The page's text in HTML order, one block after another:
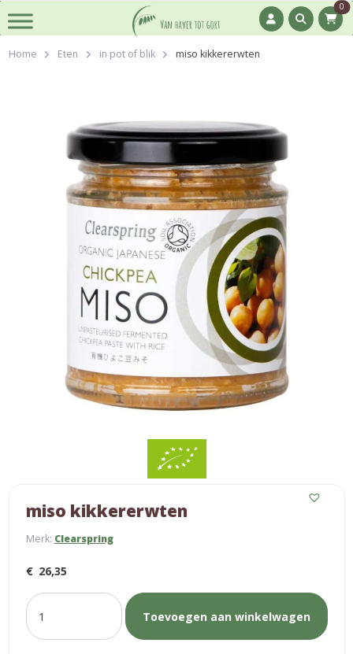
0
Home Eten in pot of blik miso kikkererwten
miso kikkererwten
Merk: Clearspring
€ 26,35
miso
kikkererwten
aantal
Toevoegen aan winkelwagen